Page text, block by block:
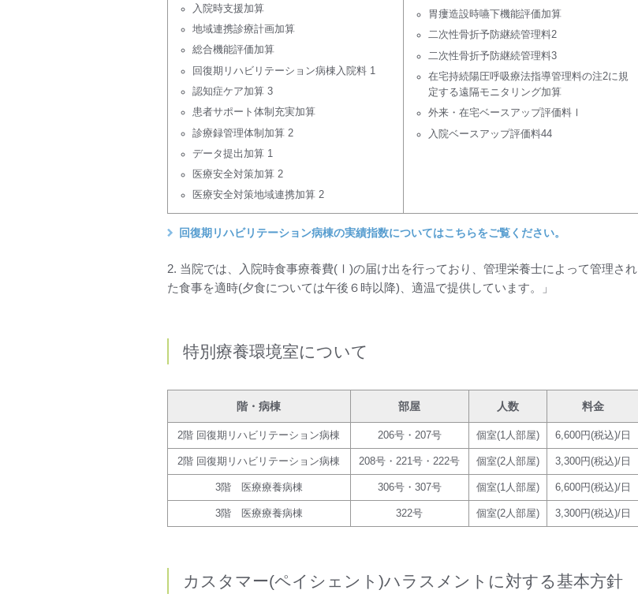
入院時支援加算
地域連携診療計画加算
総合機能評価加算
回復期リハビリテーション病棟入院料 1
認知症ケア加算 3
患者サポート体制充実加算
診療録管理体制加算 2
データ提出加算 1
医療安全対策加算 2
医療安全対策地域連携加算 2
胃瘻造設時嚥下機能評価加算
二次性骨折予防継続管理料2
二次性骨折予防継続管理料3
在宅持続陽圧呼吸療法指導管理料の注2に規
定する遠隔モニタリング加算
外来・在宅ベースアップ評価料Ⅰ
入院ベースアップ評価料44
回復期リハビリテーション病棟の実績指数についてはこちらをご覧ください。
2. 当院では、入院時食事療養費(Ⅰ)の届け出を行っており、管理栄養士によって管理され
た食事を適時(夕食については午後６時以降)、適温で提供しています。」
特別療養環境室について
階・病棟 部屋 人数 料金
2階 回復期リハビリテーション病棟 206号・207号 個室(1人部屋) 6,600円(税込)/日
2階 回復期リハビリテーション病棟 208号・221号・222号 個室(2人部屋) 3,300円(税込)/日
3階 医療療養病棟 306号・307号 個室(1人部屋) 6,600円(税込)/日
3階 医療療養病棟 322号 個室(2人部屋) 3,300円(税込)/日
カスタマー(ペイシェント)ハラスメントに対する基本方針